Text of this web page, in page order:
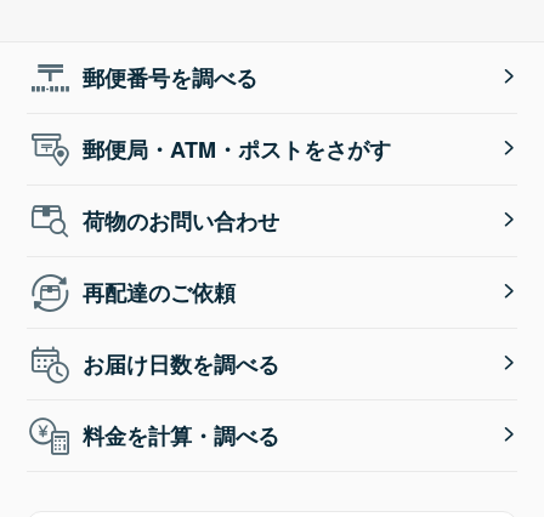
郵便番号を調べる
郵便局・ATM・ポストをさがす
荷物のお問い合わせ
再配達のご依頼
お届け日数を調べる
料金を計算・調べる